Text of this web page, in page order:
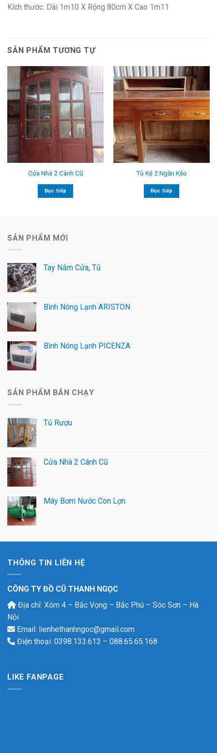
Kích thước: Dài 1m10 X Rộng 80cm X Cao 1m11
SẢN PHẨM TƯƠNG TỰ
Cửa Nhà 2 Cánh Cũ
Đọc tiếp
Tủ Kệ 2 Ngăn Kéo
Đọc tiếp
SẢN PHẨM MỚI
Tay Nắm Cửa, Tủ
Bình Nóng Lạnh ARISTON
Bình Nóng Lạnh PICENZA
SẢN PHẨM BÁN CHẠY
Tủ Rượu
Cửa Nhà 2 Cánh Cũ
Máy Bơm Nước Con Lợn
THÔNG TIN LIÊN HỆ
CÔNG TY ĐỒ CŨ THANH NGỌC
Địa chỉ: Xóm 4 – Bắc Vọng – Bắc Phú – Sóc Sơn – Hà
Nội
Email: lienhethanhngoc@gmail.com
Điện thoại: 0398.133.613 – 088.65.65.168
LIKE FANPAGE